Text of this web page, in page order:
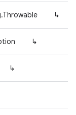
↳
↳
↳